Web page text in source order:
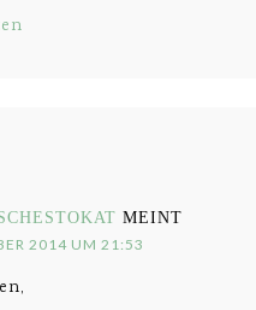
MEINT
2014 UM 21:53